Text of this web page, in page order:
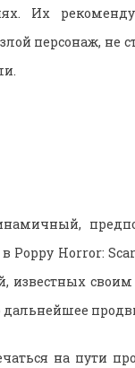
Их
персонаж, не
Poppy Horror:
известных
дальнейшее
на пути